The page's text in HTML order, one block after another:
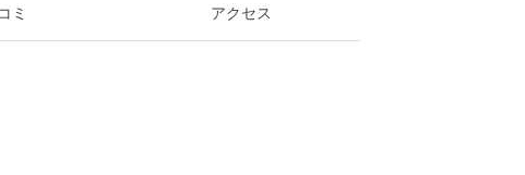
ミ アクセス